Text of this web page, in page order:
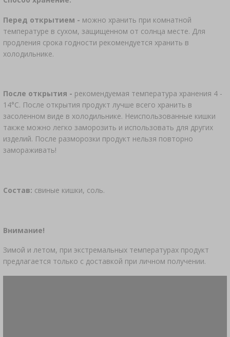
Перед открытием - можно хранить при комнатной
температуре в сухом, защищенном от солнца месте. Для
продления срока годности рекомендуется хранить в
холодильнике.
После открытия - рекомендуемая температура хранения 4 -
14°С. После открытия продукт лучше всего хранить в
засоленном виде в холодильнике. Неиспользованные кишки
также можно легко заморозить и использовать для других
изделий. После разморозки продукт нельзя повторно
замораживать!
Состав: свиные кишки, соль.
Внимание!
Зимой и летом, при экстремальных температурах продукт
предлагается только с доставкой при личном получении.